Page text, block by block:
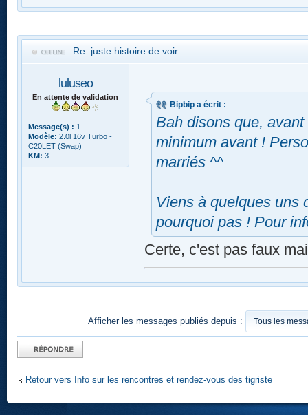
Re: juste histoire de voir
luluseo
En attente de validation
Message(s) : 1
Modèle: 2.0l 16v Turbo -
C20LET (Swap)
KM: 3
Bipbip a écrit :
Bah disons que,
minimum avant !
marriés ^^
Viens à quelques uns
pourquoi pas ! Pour
Certe, c'est pas faux
Afficher les messages publiés depuis :
Publier une
réponse
Retour vers Info sur les rencontres et rendez-vous des tigriste